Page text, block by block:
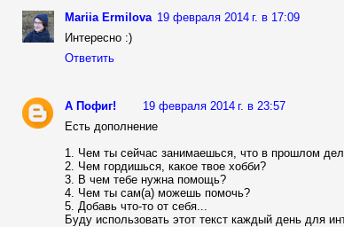
Mariia Ermilova 19 февраля 2014 г. в 17:09
Интересно :)
Ответить
А Пофиг!
19 февраля 2014 г. в 23:57
Есть дополнение
1. Чем ты сейчас занимаешься, что в прошлом
2. Чем гордишься, какое твое хобби?
3. В чем тебе нужна помощь?
4. Чем ты сам(а) можешь помочь?
5. Добавь что-то от себя...
Буду использовать этот текст каждый день для